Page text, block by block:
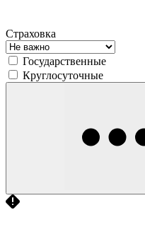
Страховка
Государственные
Круглосуточные